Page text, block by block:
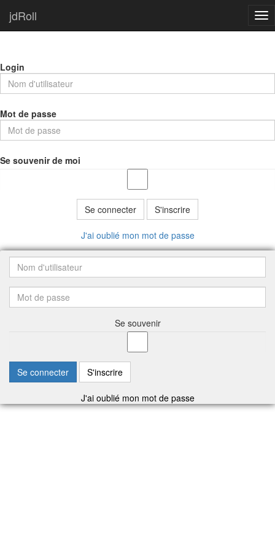
jdRoll
Login
Mot de passe
Se souvenir de moi
Se connecter S'inscrire
J'ai oublié mon mot de passe
Se souvenir
Se connecter S'inscrire
J'ai oublié mon mot de passe